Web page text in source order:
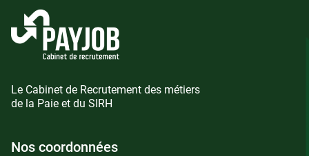
Le Cabinet de Recrutement des métiers
de la Paie et du SIRH
Nos coordonnées